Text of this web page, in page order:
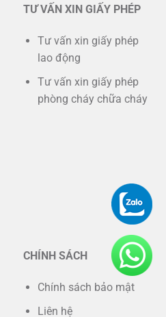
TƯ VẤN XIN GIẤY PHÉP
Tư vấn xin giấy phép
lao động
Tư vấn xin giấy phép
phòng cháy chữa cháy
CHÍNH SÁCH
Chính sách bảo mật
Liên hệ